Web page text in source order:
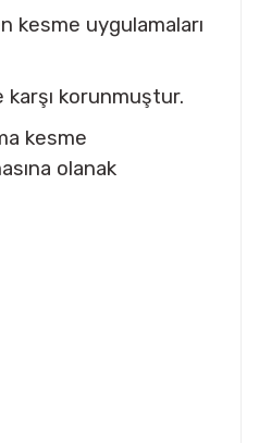
kesme uygulamaları
korunmuştur.
kesme
olanak